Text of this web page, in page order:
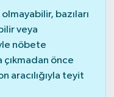
bazıları
veya
nöbete
önce
aracılığıyla teyit